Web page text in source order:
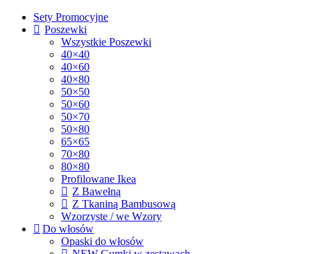
Sety Promocyjne
Poszewki
Wszystkie Poszewki
40×40
40×60
40×80
50×50
50×60
50×70
50×80
65×65
70×80
80×80
Profilowane Ikea
Z Bawełną
Z Tkaniną Bambusową
Wzorzyste / we Wzory
Do włosów
Opaski do włosów